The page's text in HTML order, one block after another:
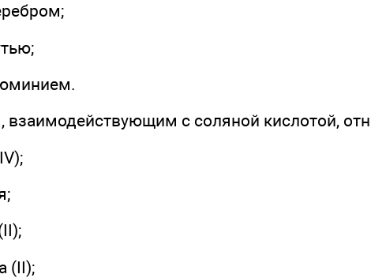
взаимодействующим с соляной кислотой,
(II);